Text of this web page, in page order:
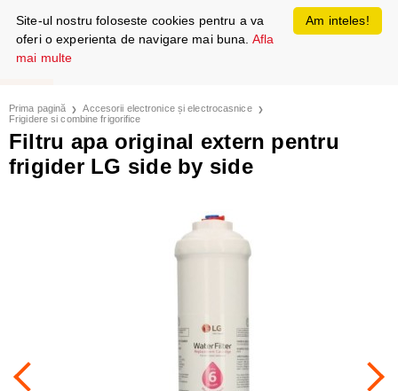
Prima pagină
Accesorii electronice și electrocasnice
Frigidere si combine frigorifice
Filtru apa original extern pentru
frigider LG side by side
Am inteles!
Site-ul nostru foloseste cookies pentru a va
oferi o experienta de navigare mai buna. Afla
mai multe